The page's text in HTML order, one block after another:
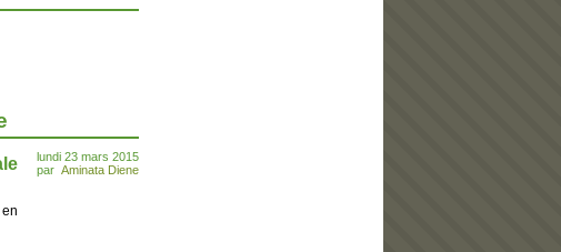
lundi 23 mars 2015
par Aminata Diene